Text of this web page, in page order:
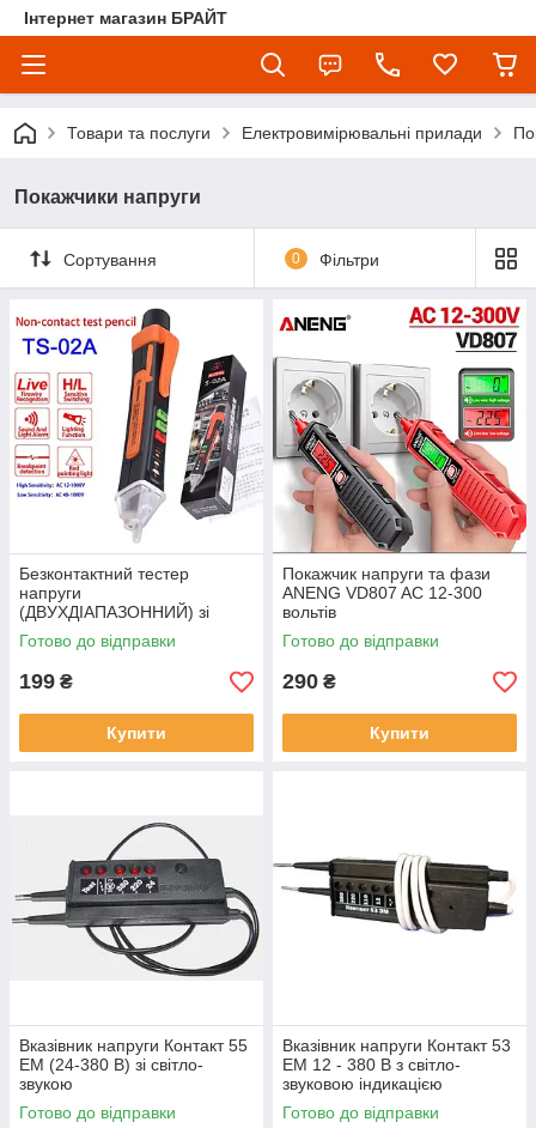
Інтернет магазин БРАЙТ
Товари та послуги Електровимірювальні прилади
Покажчики напруги
Сортування 0 Фільтри
Безконтактний тестер
напруги
(ДВУХДІАПАЗОННИЙ) зі
світловою і звуковою
індикацією
Готово до відправки
199 ₴
Купити
Покажчик напруги та фази
ANENG VD807 AC 12-300
вольтів
Готово до відправки
290 ₴
Купити
Вказівник напруги Контакт 55
ЕМ (24-380 В) зі світло-
звукою
Готово до відправки
Вказiвник напруги Контакт 53
ЕМ 12 - 380 В з світло-
звуковою індикацією
Готово до відправки